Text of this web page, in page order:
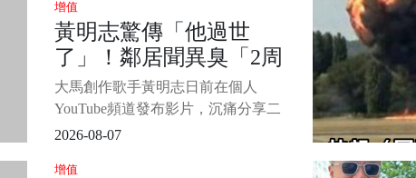
目。 根據《ETtoday新聞雲》報導，
林伯實過往曾在婚姻期間與知名女
演員發生婚外情，並育有一名私生
女，雙方還曾為此鬧上法院。 而這
位女星如今已徹底退出演藝圈，
增值
黃明志驚傳「他過世
了」！鄰居聞異臭「2周
後才發現」
大馬創作歌手黃明志日前在個人
YouTube頻道發布影片，沉痛分享二
舅王光文數月前於異國孤獨辭世的
居察覺異味報案尋獲，令他悲痛不
2026-08-07
增值